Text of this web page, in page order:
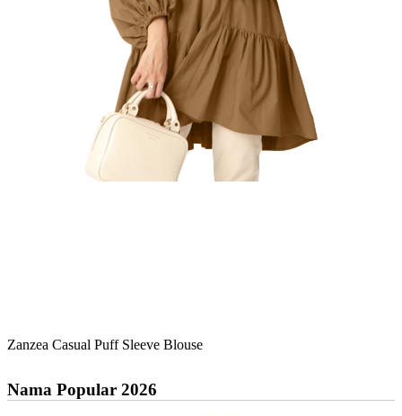
Zanzea Casual Puff Sleeve Blouse
Nama Popular 2026